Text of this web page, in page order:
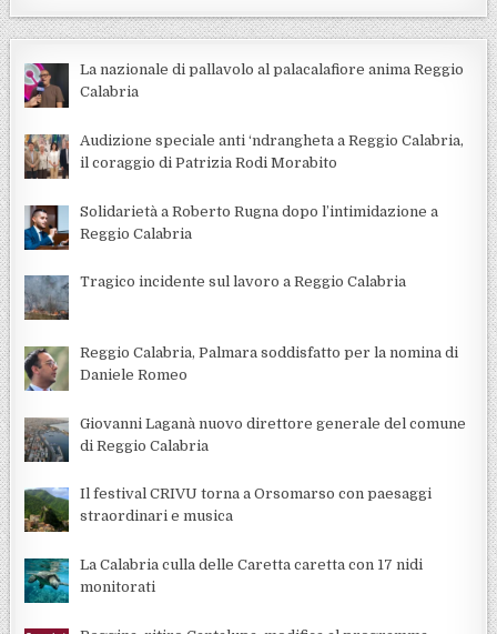
La nazionale di pallavolo al palacalafiore anima Reggio
Calabria
Audizione speciale anti ‘ndrangheta a Reggio Calabria,
il coraggio di Patrizia Rodi Morabito
Solidarietà a Roberto Rugna dopo l’intimidazione a
Reggio Calabria
Tragico incidente sul lavoro a Reggio Calabria
Reggio Calabria, Palmara soddisfatto per la nomina di
Daniele Romeo
Giovanni Laganà nuovo direttore generale del comune
di Reggio Calabria
Il festival CRIVU torna a Orsomarso con paesaggi
straordinari e musica
La Calabria culla delle Caretta caretta con 17 nidi
monitorati